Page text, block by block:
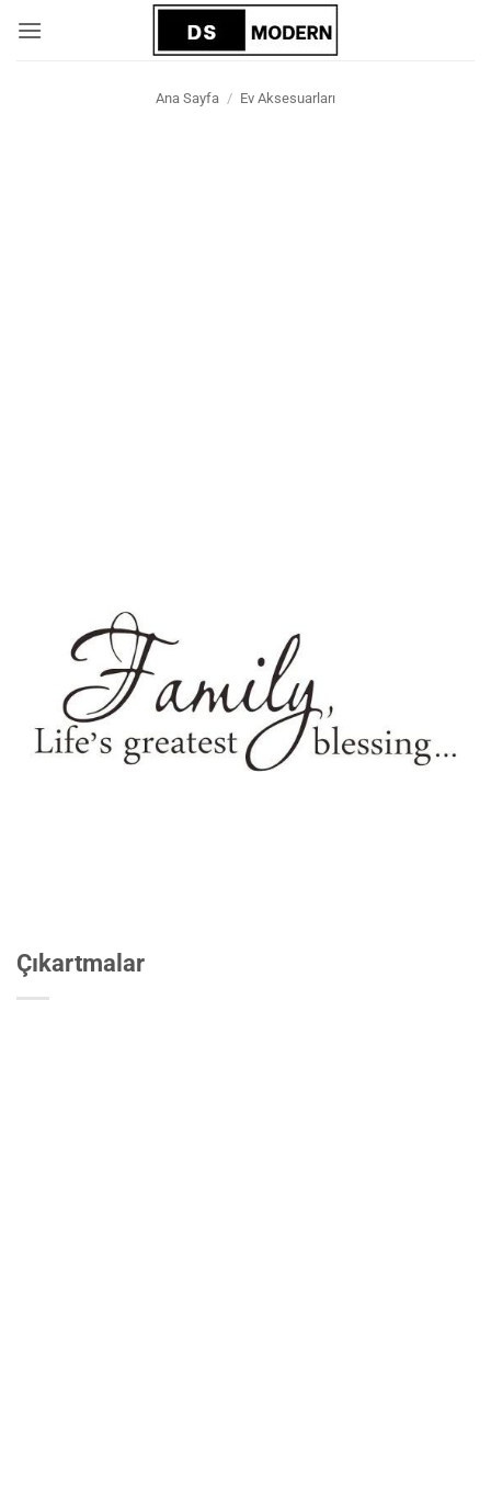
atla
Ana Sayfa / Ev Aksesuarları
Çıkartmalar